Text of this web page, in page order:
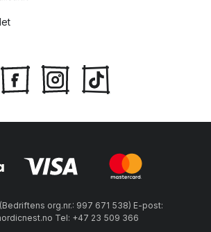
org.nr.: 997 671 538) E-post:
Tel: +47 23 509 366